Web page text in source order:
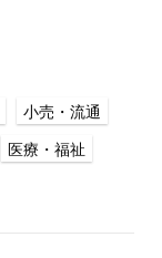
小売・流通
医療・福祉